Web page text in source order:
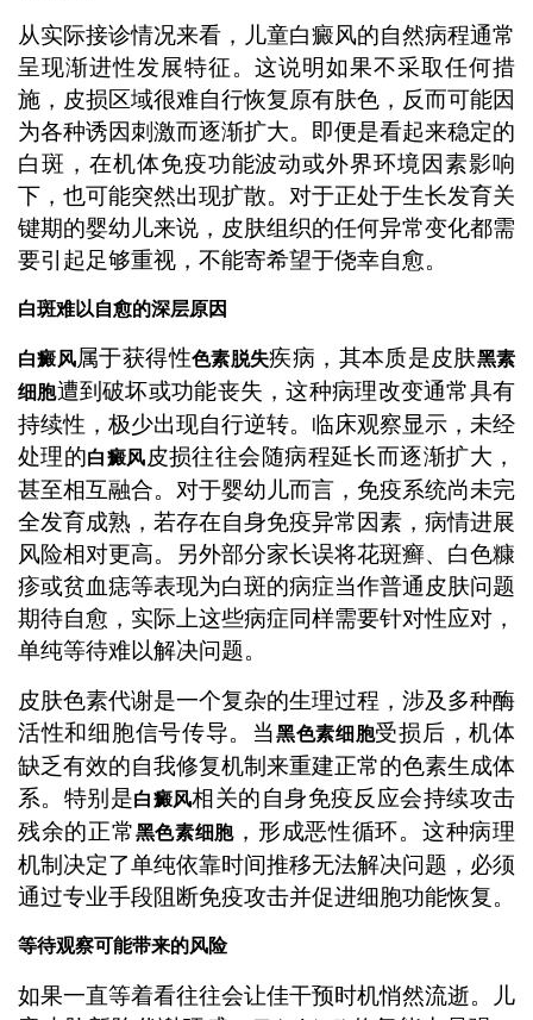
从实际接诊情况来看，儿童白癜风的自然病程通常
呈现渐进性发展特征。这说明如果不采取任何措
施，皮损区域很难自行恢复原有肤色，反而可能因
为各种诱因刺激而逐渐扩大。即便是看起来稳定的
白斑，在机体免疫功能波动或外界环境因素影响
下，也可能突然出现扩散。对于正处于生长发育关
键期的婴幼儿来说，皮肤组织的任何异常变化都需
要引起足够重视，不能寄希望于侥幸自愈。
白斑难以自愈的深层原因
白癜风属于获得性色素脱失疾病，其本质是皮肤黑素
细胞遭到破坏或功能丧失，这种病理改变通常具有
持续性，极少出现自行逆转。临床观察显示，未经
处理的白癜风皮损往往会随病程延长而逐渐扩大，
甚至相互融合。对于婴幼儿而言，免疫系统尚未完
全发育成熟，若存在自身免疫异常因素，病情进展
风险相对更高。另外部分家长误将花斑癣、白色糠
疹或贫血痣等表现为白斑的病症当作普通皮肤问题
期待自愈，实际上这些病症同样需要针对性应对，
单纯等待难以解决问题。
皮肤色素代谢是一个复杂的生理过程，涉及多种酶
活性和细胞信号传导。当黑色素细胞受损后，机体
缺乏有效的自我修复机制来重建正常的色素生成体
系。特别是白癜风相关的自身免疫反应会持续攻击
残余的正常黑色素细胞 ，形成恶性循环。这种病理
机制决定了单纯依靠时间推移无法解决问题，必须
通过专业手段阻断免疫攻击并促进细胞功能恢复。
等待观察可能带来的风险
如果一直等着看往往会让佳干预时机悄然流逝。儿